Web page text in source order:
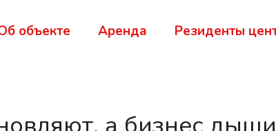
объекте Аренда Резиденты